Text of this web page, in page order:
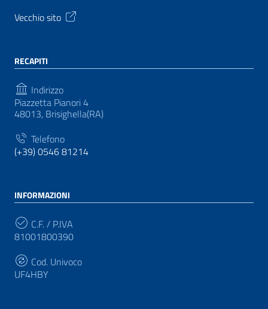
Vecchio sito
RECAPITI
Indirizzo
Piazzetta Pianori 4
48013, Brisighella(RA)
Telefono
(+39) 0546 81214
INFORMAZIONI
C.F. / P.IVA
81001800390
Cod. Univoco
UF4HBY